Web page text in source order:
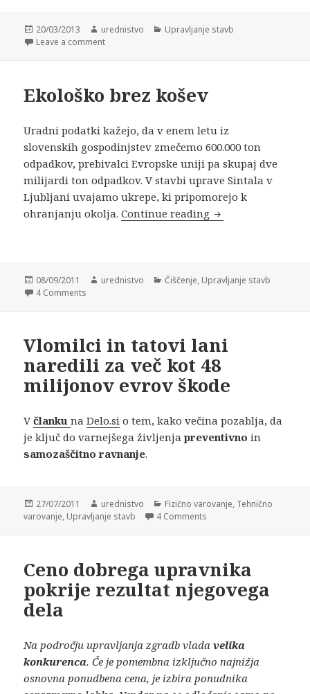
Posted
on
20/03/2013 Author
urednistvo Categories
Upravljanje stavb
Leave a comment
Ekološko brez košev
Uradni podatki kažejo, da v enem letu iz
slovenskih gospodinjstev zmečemo 600.000 ton
odpadkov, prebivalci Evropske uniji pa skupaj dve
milijardi ton odpadkov. V stavbi uprave Sintala v
Ljubljani uvajamo ukrepe, ki pripomorejo k
ohranjanju okolja.Continue reading Ekološko brez
Posted
on
08/09/2011 Author
urednistvo Categories
Čiščenje, Upravljanje stavb
4 Comments
Vlomilci in tatovi lani
naredili za več kot 48
milijonov evrov škode
Včlanku naDelo.si o tem, kako večina pozablja, da
je ključ do varnejšega življenjapreventivno in
samozaščitno ravnanje.
Posted
on
27/07/2011 Author
urednistvo Categories
Fizično varovanje, Tehnično
varovanje, Upravljanje stavb 4 Comments
Ceno dobrega upravnika
pokrije rezultat njegovega
dela
Na področju upravljanja zgradb vladavelika
konkurenca. Če je pomembna izključno najnižja
osnovna ponudbena cena, je izbira ponudnika